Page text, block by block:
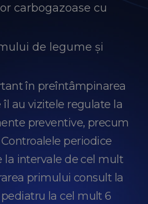
carbogazoase cu
de legume și
în preîntâmpinarea
au vizitele regulate la
preventive, precum
Controalele periodice
la intervale de cel mult
primului consult la
la cel mult 6